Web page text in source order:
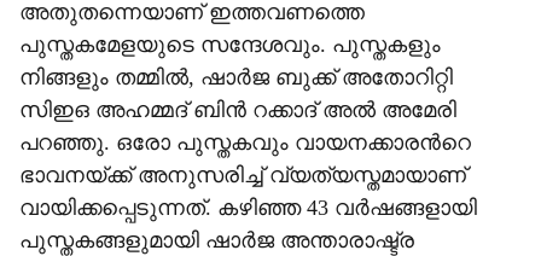
അതുതന്നെയാണ് ഇത്തവണത്തെ
പുസ്തകമേളയുടെ സന്ദേശവും. പുസ്തകളും
നിങ്ങളും തമ്മില്‍, ഷാർജ ബുക്ക് അതോറിറ്റി
സിഇഒ അഹമ്മദ് ബിന്‍ റക്കാദ് അല്‍ അമേരി
പറഞ്ഞു. ഒരോ പുസ്തകവും വായനക്കാരന്‍റെ
ഭാവനയ്ക്ക് അനുസരിച്ച് വ്യത്യസ്തമായാണ്
വായിക്കപ്പെടുന്നത്. കഴിഞ്ഞ 43 വർഷങ്ങളായി
പുസ്തകങ്ങളുമായി ഷാർജ അന്താരാഷ്ട്ര